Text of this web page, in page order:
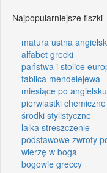
Najpopularniejsze fiszki
matura ustna
alfabet grecki
państwa i stolice
tablica mendelejewa
miesiące po angielsku
pierwiastki chemiczne
środki stylistyczne
lalka streszczenie
podstawowe zwroty
wierzę w boga
bogowie greccy